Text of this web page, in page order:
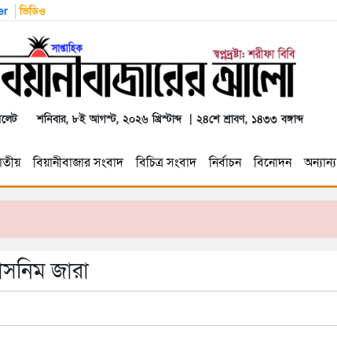
ভিডিও
শনিবার, ৮ই আগস্ট, ২০২৬ খ্রিস্টাব্দ | ২৪শে শ্রাবণ, ১৪৩৩ বঙ্গাব্দ
বিয়ানীবাজার সংবাদ বিচিত্র সংবাদ নির্বাচন বিনোদন অন্যান্য
জারা